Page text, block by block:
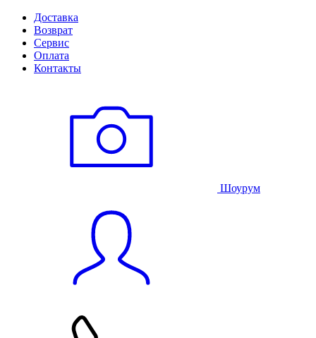
Доставка
Возврат
Сервис
Оплата
Контакты
Шоурум